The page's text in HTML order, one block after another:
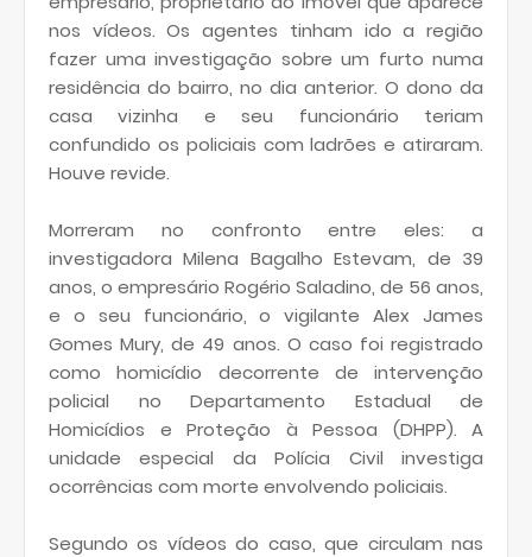
nos vídeos. Os agentes tinham ido a região
fazer uma investigação sobre um furto numa
residência do bairro, no dia anterior. O dono da
casa vizinha e seu funcionário teriam
confundido os policiais com ladrões e atiraram.
Houve revide.
Morreram no confronto entre eles: a
investigadora Milena Bagalho Estevam, de 39
anos, o empresário Rogério Saladino, de 56 anos,
e o seu funcionário, o vigilante Alex James
Gomes Mury, de 49 anos. O caso foi registrado
como homicídio decorrente de intervenção
policial no Departamento Estadual de
Homicídios e Proteção à Pessoa (DHPP). A
unidade especial da Polícia Civil investiga
ocorrências com morte envolvendo policiais.
Segundo os vídeos do caso, que circulam nas